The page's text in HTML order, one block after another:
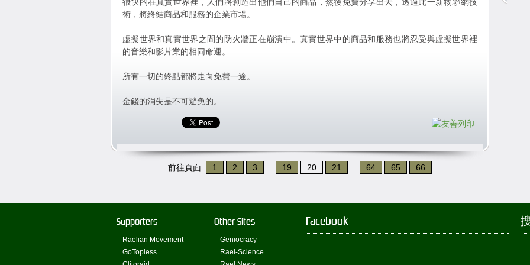
術，將終結商品和服務的企業市場。
虛擬世界和真實世界之間的防火牆正在崩潰中。真實世界中的商品和服務也將忍受與虛擬世界裡
的音樂和影片業的相同命運。
所有一切的終點都將走向免費一途。
金錢的消失是不可避免的。
前往頁面 1 2 3 19 20 21 64 65 66
Supporters
Raelian Movement
GoTopless
Other Sites
Geniocracy
Rael-Science
Facebook